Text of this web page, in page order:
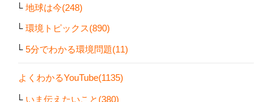
地球は今(248)
環境トピックス(890)
5分でわかる環境問題(11)
よくわかるYouTube(1135)
いま伝えたいこと(380)